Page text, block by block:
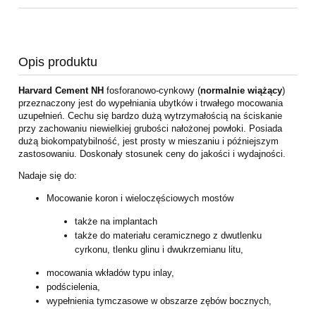
Opis produktu
Harvard Cement NH fosforanowo-cynkowy (normalnie wiążący)
przeznaczony jest do wypełniania ubytków i trwałego mocowania
uzupełnień. Cechu się bardzo dużą wytrzymałością na ściskanie
przy zachowaniu niewielkiej grubości nałożonej powłoki. Posiada
dużą biokompatybilność, jest prosty w mieszaniu i późniejszym
zastosowaniu. Doskonały stosunek ceny do jakości i wydajności.
Nadaje się do:
Mocowanie koron i wieloczęściowych mostów
także na implantach
także do materiału ceramicznego z dwutlenku
cyrkonu, tlenku glinu i dwukrzemianu litu,
mocowania wkładów typu inlay,
podścielenia,
wypełnienia tymczasowe w obszarze zębów bocznych,